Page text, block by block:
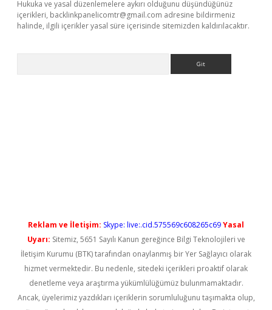
Hukuka ve yasal düzenlemelere aykırı olduğunu düşündüğünüz
içerikleri, backlinkpanelicomtr@gmail.com adresine bildirmeniz
halinde, ilgili içerikler yasal süre içerisinde sitemizden kaldırılacaktır.
Reklam ve İletişim: Skype: live:.cid.575569c608265c69Yasal
Uyarı: Sitemiz, 5651 Sayılı Kanun gereğince Bilgi Teknolojileri ve
İletişim Kurumu (BTK) tarafından onaylanmış bir Yer Sağlayıcı olarak
hizmet vermektedir. Bu nedenle, sitedeki içerikleri proaktif olarak
denetleme veya araştırma yükümlülüğümüz bulunmamaktadır.
Ancak, üyelerimiz yazdıkları içeriklerin sorumluluğunu taşımakta olup,